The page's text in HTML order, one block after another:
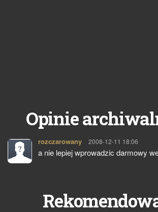
Opinie
rozczarowany pisze:
2008-12-11 18:06
a nie lepiej wprowadzic darmowy